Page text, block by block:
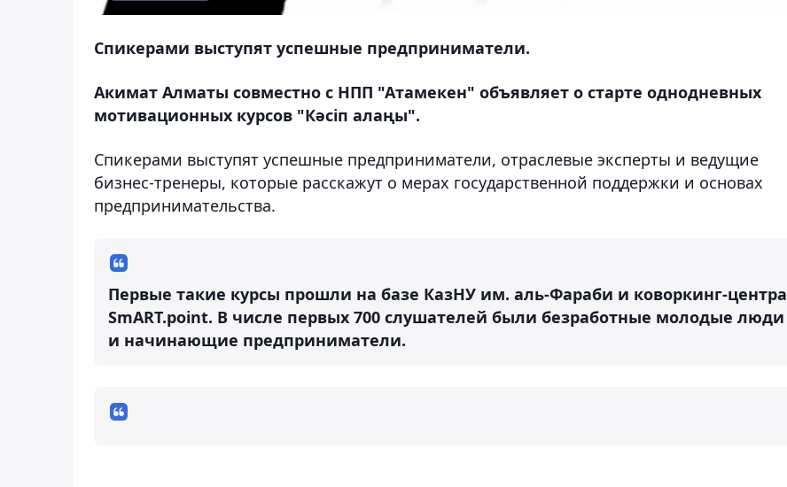
Спикерами выступят успешные предприниматели.
Акимат Алматы совместно с НПП "Атамекен" объявляет о старте однодневных
мотивационных курсов "Кәсіп алаңы".
Спикерами выступят успешные предприниматели, отраслевые эксперты и ведущие
бизнес-тренеры, которые расскажут о мерах государственной поддержки и основах
предпринимательства.
Первые такие курсы прошли на базе КазНУ им. аль-Фараби и коворкинг-центра
SmART.point. В числе первых 700 слушателей были безработные молодые люди
и начинающие предприниматели.